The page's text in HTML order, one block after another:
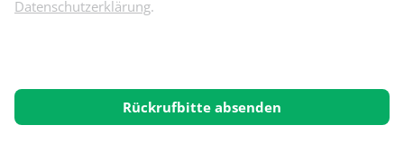
Datenschutzerklärung.
Rückrufbitte absenden